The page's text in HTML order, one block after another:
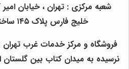
شعبه مرکزی : تهران ، خیابان
خلیج فارس پلاک ۱۴۵ ساختمان چرخ و یدک.
فروشگاه و مرکز خدمات غرب تهران
نرسیده به میدان کتاب بین گلستان